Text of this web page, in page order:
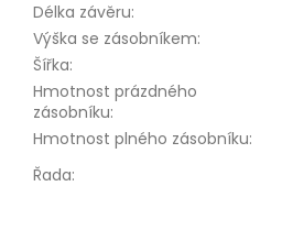
Délka závěru:
Výška se zásobníkem:
Šířka:
Hmotnost prázdného
zásobníku:
Hmotnost plného zásobníku:
Řada: